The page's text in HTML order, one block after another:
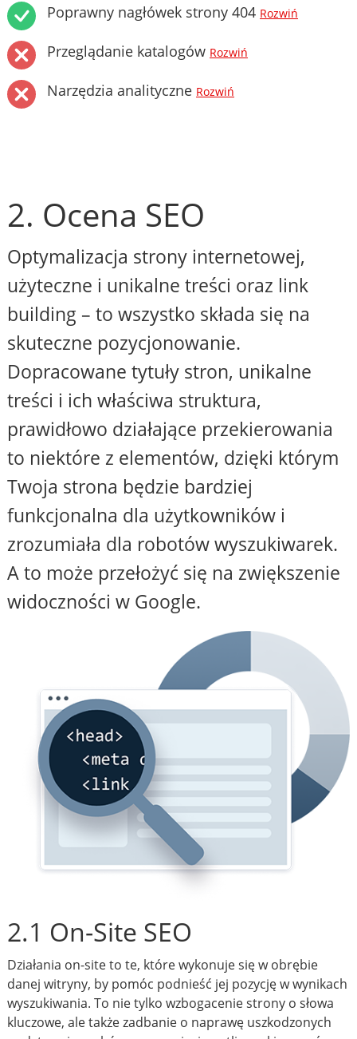
Poprawny nagłówek strony 404 Rozwiń
Przeglądanie katalogów Rozwiń
Narzędzia analityczne Rozwiń
2. Ocena SEO
Optymalizacja strony internetowej,
użyteczne i unikalne treści oraz link
building – to wszystko składa się na
skuteczne pozycjonowanie.
Dopracowane tytuły stron, unikalne
treści i ich właściwa struktura,
prawidłowo działające przekierowania
to niektóre z elementów, dzięki którym
Twoja strona będzie bardziej
funkcjonalna dla użytkowników i
zrozumiała dla robotów wyszukiwarek.
A to może przełożyć się na zwiększenie
widoczności w Google.
2.1 On-Site SEO
Działania on-site to te, które wykonuje się w obrębie
danej witryny, by pomóc podnieść jej pozycję w wynikach
wyszukiwania. To nie tylko wzbogacenie strony o słowa
kluczowe, ale także zadbanie o naprawę uszkodzonych